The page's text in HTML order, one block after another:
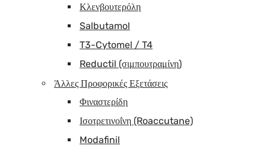
Κλενβουτερόλη
Salbutamol
T3-Cytomel / T4
Reductil (σιμπουτραμίνη)
Άλλες Προφορικές Εξετάσεις
Φιναστερίδη
Ισοτρετινοΐνη (Roaccutane)
Modafinil